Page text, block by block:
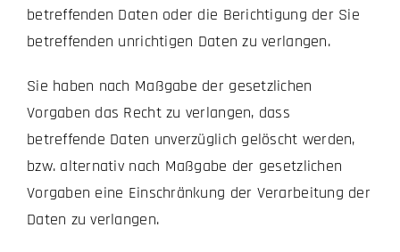
betreffenden Daten oder die Berichtigung der Sie
betreffenden unrichtigen Daten zu verlangen.
Sie haben nach Maßgabe der gesetzlichen
Vorgaben das Recht zu verlangen, dass
betreffende Daten unverzüglich gelöscht werden,
bzw. alternativ nach Maßgabe der gesetzlichen
Vorgaben eine Einschränkung der Verarbeitung der
Daten zu verlangen.